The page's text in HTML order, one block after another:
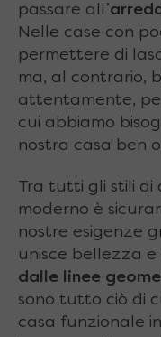
passare all’
Nelle case con
permettere di
ma, al contrario,
attentamente,
cui abbiamo
nostra casa ben
Tra tutti gli stili
moderno è
nostre esigenze
unisce bellezza
dalle linee
sono tutto ciò di
casa funzionale